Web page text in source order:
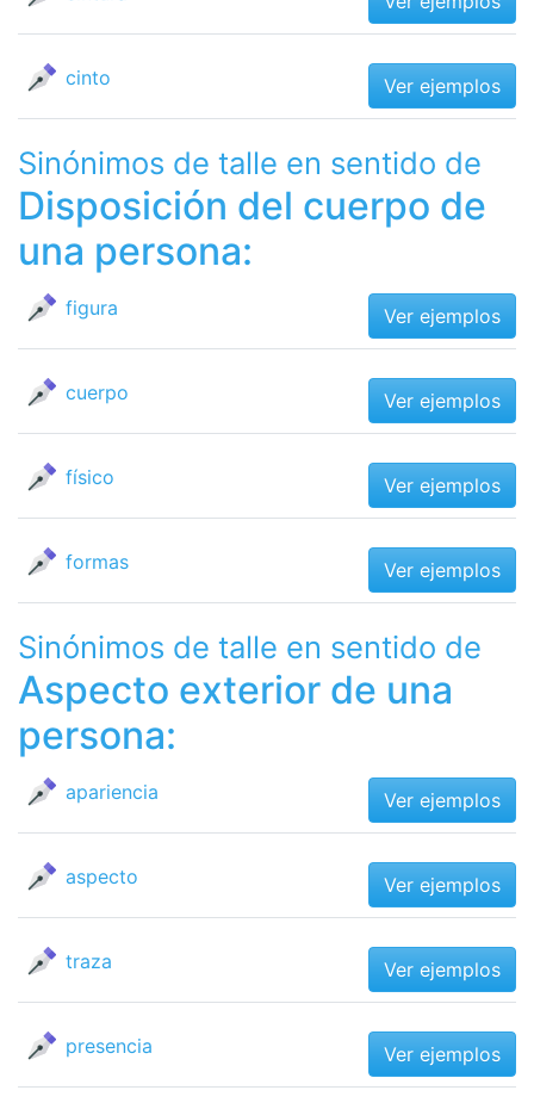
cinto Ver ejemplos
Sinónimos de talle en sentido de
Disposición del cuerpo de
una persona:
figura Ver ejemplos
cuerpo Ver ejemplos
físico Ver ejemplos
formas Ver ejemplos
Sinónimos de talle en sentido de
Aspecto exterior de una
persona:
apariencia Ver ejemplos
aspecto Ver ejemplos
traza Ver ejemplos
presencia Ver ejemplos